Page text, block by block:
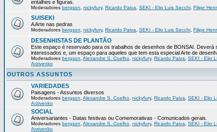
entalhes e figuras.
Moderadores bergson nickyfury, Ricardo Paiva SEKI - Elio Luis Secchi Filipe
SUISEKI
A Arte nas pedras
Moderadores bergson nickyfury, Ricardo Paiva SEKI - Elio Luis Secchi Filipe
DESENHISTAS DE PLANTÃO
Este espaço é reservado para os trabalhos de desenhos de BONSAI. Deverá
interessados e, um espaço para aqueles que tem esta especial Arte de
Moderadores bergson Alexandre S. Coelho nickyfury, Ricardo Paiva
SEKI - Elio
Arzivenko
OUTROS ASSUNTOS
VARIEDADES
Paisagens - Assuntos diversos
Moderadores bergson Alexandre S. Coelho nickyfury, Ricardo Paiva
SEKI - Elio
Arzivenko
SOCIAL
Aniversariantes - Datas festivas ou Comemorativas - Comunicados gerais.
Moderadores bergson Alexandre S. Coelho nickyfury, Ricardo Paiva
SEKI - Elio
Arzivenko